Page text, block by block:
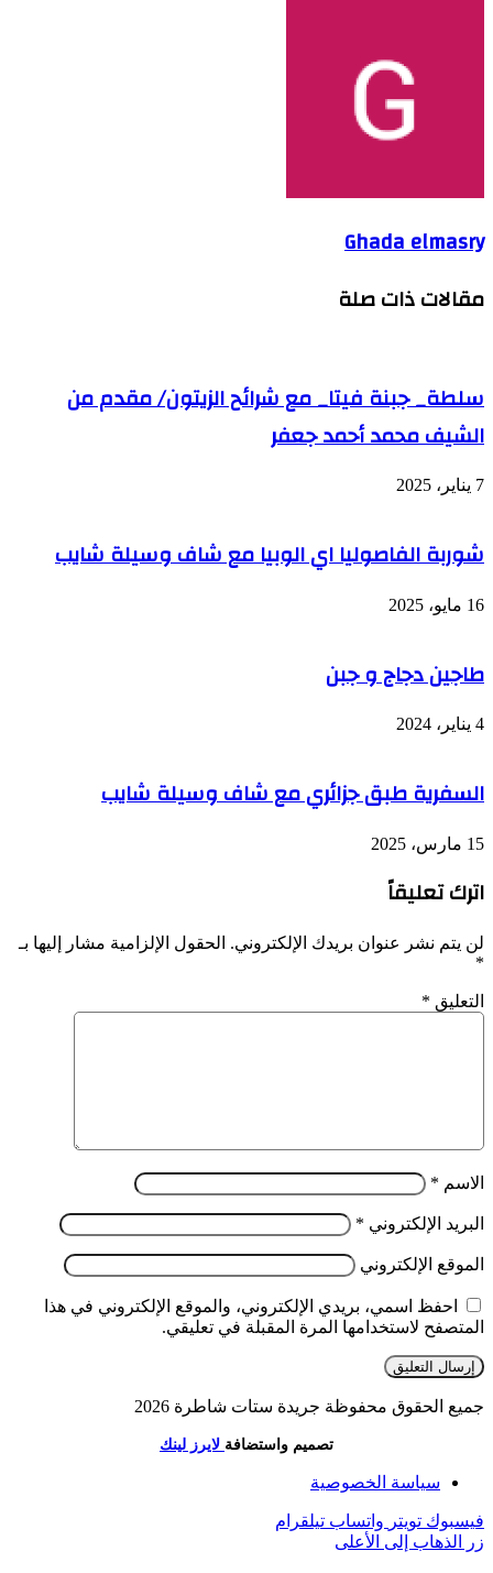
Ghada elmasry
مقالات ذات صلة
سلطة_ جبنة فيتا_ مع شرائح الزيتون/ مقدم من
الشيف محمد أحمد جعفر
7 يناير، 2025
شوربة الفاصوليا اي الوبيا مع شاف وسيلة شايب
16 مايو، 2025
طاجين دجاج و جبن
4 يناير، 2024
السفرية طبق جزائري مع شاف وسيلة شايب
15 مارس، 2025
اترك تعليقاً
لن يتم نشر عنوان بريدك الإلكتروني. الحقول الإلزامية مشار إليها بـ
*
التعليق *
الاسم *
البريد الإلكتروني *
الموقع الإلكتروني
احفظ اسمي، بريدي الإلكتروني، والموقع الإلكتروني في هذا
المتصفح لاستخدامها المرة المقبلة في تعليقي.
جميع الحقوق محفوظة جريدة ستات شاطرة 2026
تصميم واستضافة لايرز لينك
سياسة الخصوصية
فيسبوك تويتر واتساب تيلقرام
زر الذهاب إلى الأعلى